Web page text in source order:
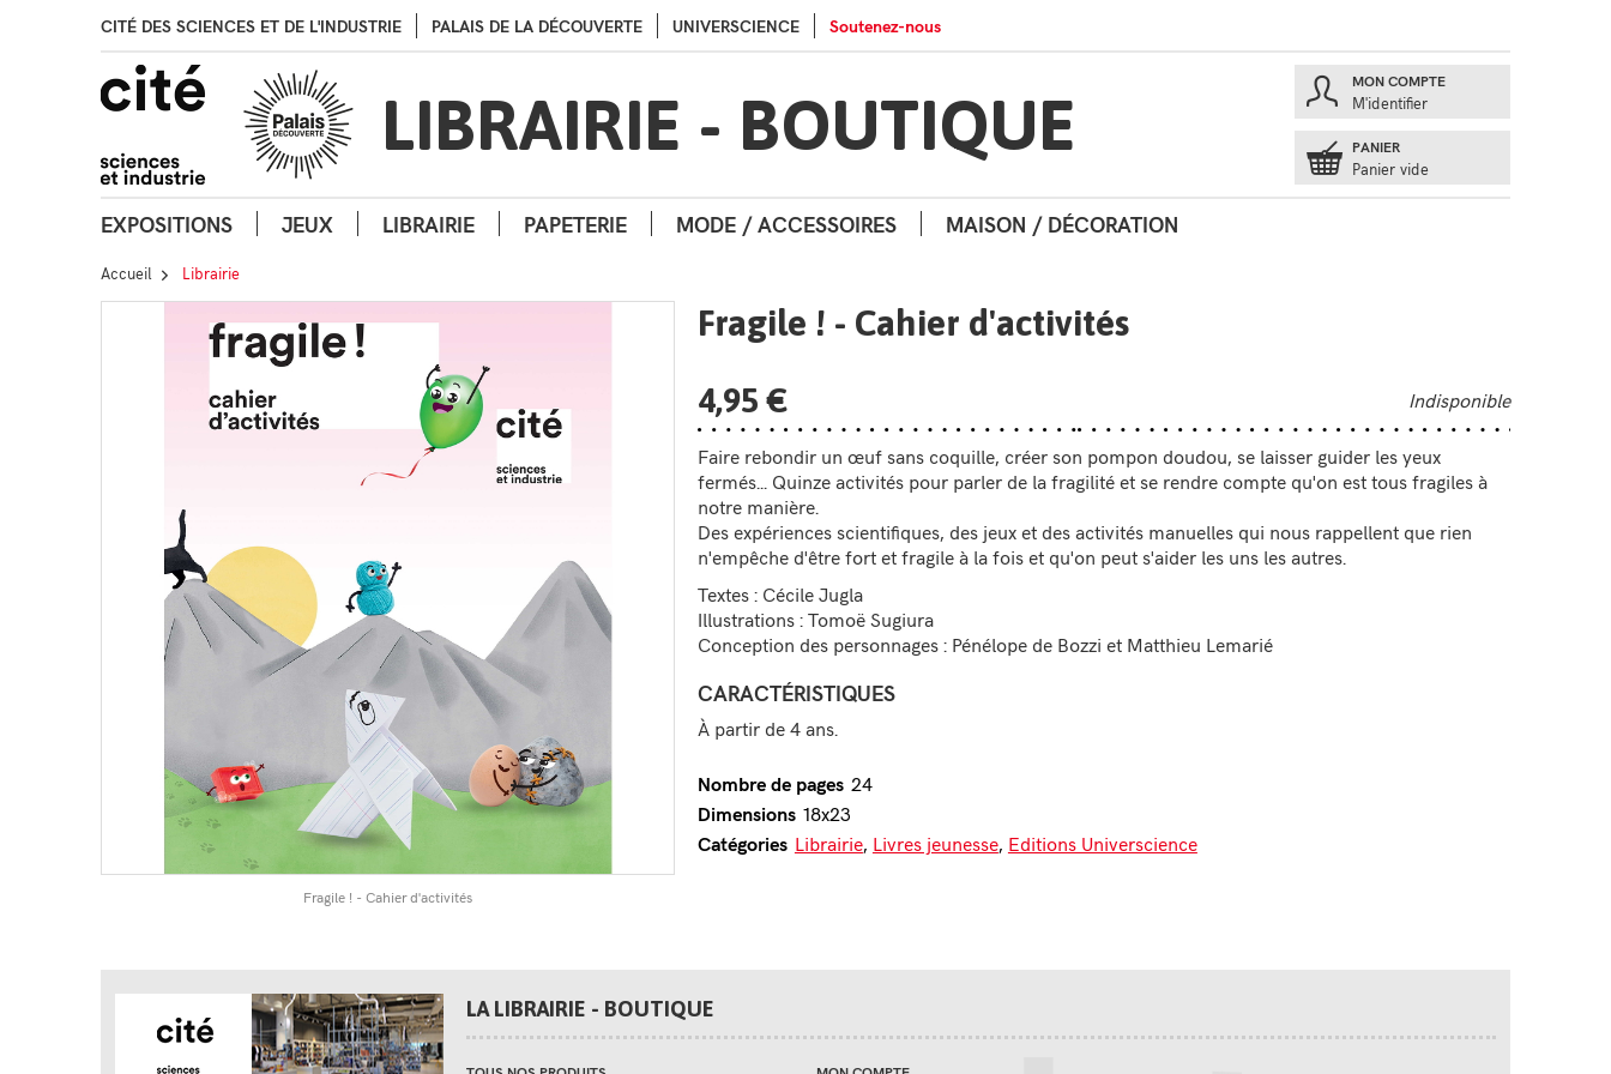
Aller au menu
Aller au contenu
CITÉ DES SCIENCES ET DE L'INDUSTRIE PALAIS DE LA DÉCOUVERTE UNIVERSCIENCE Soutenez-nous
LIBRAIRIE - BOUTIQUE
MON COMPTE
M'identifier
PANIER
Panier vide
EXPOSITIONS JEUX LIBRAIRIE PAPETERIE MODE / ACCESSOIRES MAISON / DÉCORATION
Accueil Librairie
Fragile ! - Cahier d'activités
Fragile ! - Cahier d'activités
4,95 € Indisponible
Faire rebondir un œuf sans coquille, créer son pompon doudou, se laisser guider les yeux
fermés... Quinze activités pour parler de la fragilité et se rendre compte qu'on est tous fragiles à
notre manière.
Des expériences scientifiques, des jeux et des activités manuelles qui nous rappellent que rien
n'empêche d'être fort et fragile à la fois et qu'on peut s'aider les uns les autres.
Textes : Cécile Jugla
Illustrations : Tomoë Sugiura
Conception des personnages : Pénélope de Bozzi et Matthieu Lemarié
CARACTÉRISTIQUES
À partir de 4 ans.
Nombre de pages 24
Dimensions 18x23
Catégories Librairie, Livres jeunesse, Editions Universcience
LA LIBRAIRIE - BOUTIQUE